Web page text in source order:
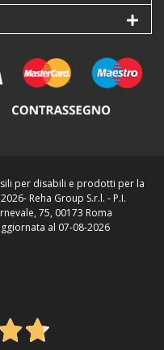
per disabili e prodotti per la
2026- Reha Group S.r.l. - P.I.
75, 00173 Roma
al 07-08-2026